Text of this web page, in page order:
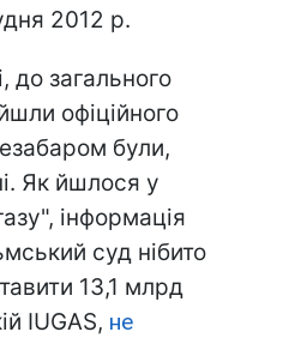
2012 р.
до загального
офіційного
були,
Як йшлося у
інформація
суд нібито
13,1 млрд
IUGAS, не